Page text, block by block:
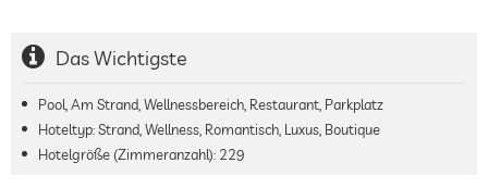
Das Wichtigste
Pool, Am Strand, Wellnessbereich, Restaurant, Parkplatz
Hoteltyp: Strand, Wellness, Romantisch, Luxus, Boutique
Hotelgröße (Zimmeranzahl): 229